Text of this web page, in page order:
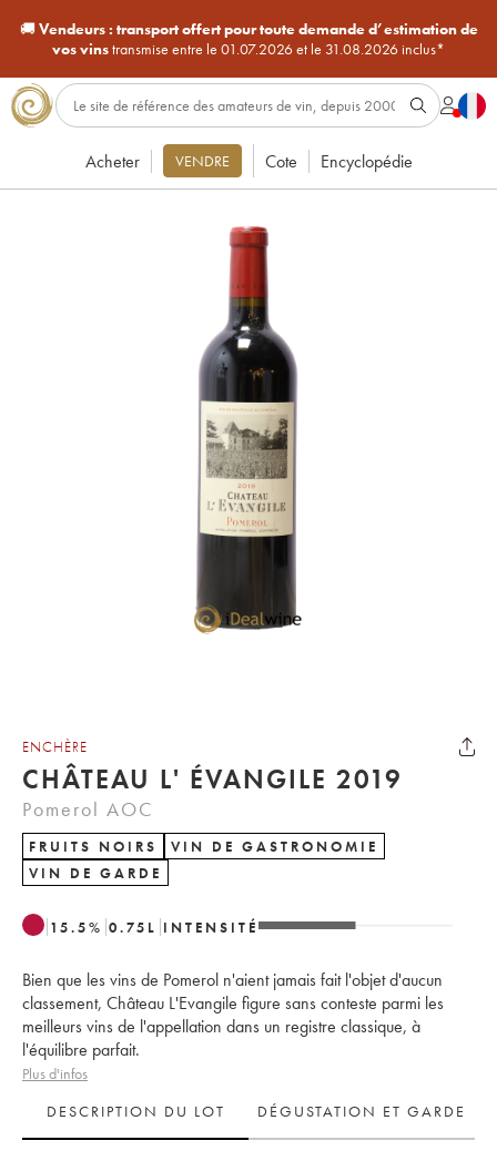
🚚Vendeurs : transport offert pour toute demande d’estimation de
vos vinstransmise entre le 01.07.2026 et le 31.08.2026 inclus*
Acheter VENDRE Cote Encyclopédie
ENCHÈRE
CHÂTEAU L' ÉVANGILE 2019
Pomerol AOC
FRUITS NOIRS
VIN DE GASTRONOMIE
VIN DE GARDE
15.5% 0.75 L INTENSITÉ
Bien que les vins de Pomerol n'aient jamais fait l'objet d'aucun
classement, Château L'Evangile figure sans conteste parmi les
meilleurs vins de l'appellation dans un registre classique, à
l'équilibre parfait.
Plus d'infos
DESCRIPTION DU LOT
DÉGUSTATION ET GARDE